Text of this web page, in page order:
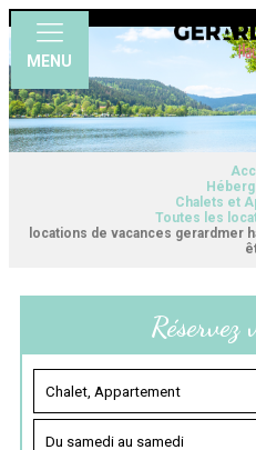
MENU
Chalets et
Toutes les
locations de vacances gerardmer
Réservez